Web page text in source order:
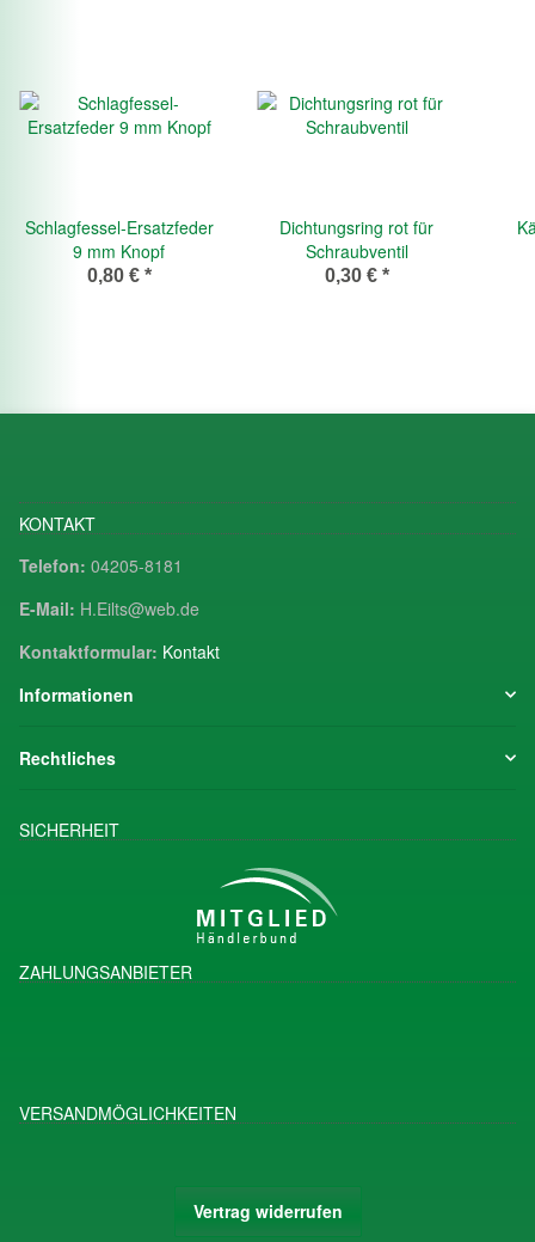
Schlagfessel-Ersatzfeder
9 mm Knopf
0,80 € *
Dichtungsring rot für
Schraubventil
0,30 € *
KONTAKT
Telefon: 04205-8181
E-Mail: H.Eilts@web.de
Kontaktformular: Kontakt
Informationen
Rechtliches
SICHERHEIT
ZAHLUNGSANBIETER
VERSANDMÖGLICHKEITEN
Vertrag widerrufen